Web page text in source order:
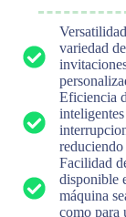
variedad
Eficiencia
Facilidad
disponible
máquina
como para